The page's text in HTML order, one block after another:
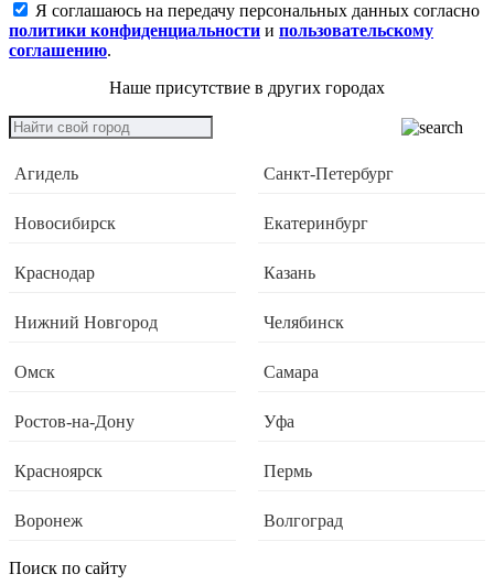
Я соглашаюсь на передачу персональных данных согласно
политики конфиденциальности и пользовательскому
соглашению.
Наше присутствие в других городах
Агидель Санкт-Петербург
Новосибирск Екатеринбург
Краснодар Казань
Нижний Новгород Челябинск
Омск Самара
Ростов-на-Дону Уфа
Красноярск Пермь
Воронеж Волгоград
Поиск по сайту